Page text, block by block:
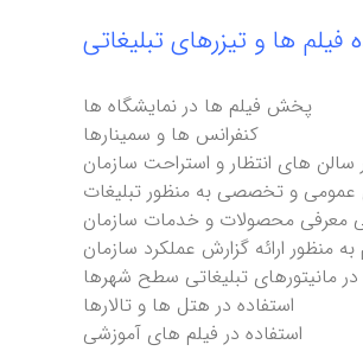
پخش فیلم ها در نمایشگاه ها
کنفرانس ها و سمینارها
های انتظار و استراحت سازمان
و تخصصی به منظور تبلیغات
معرفی محصولات و خدمات سازمان
به منظور ارائه گزارش عملکرد سازمان
مانیتورهای تبلیغاتی سطح شهرها
استفاده در هتل ها و تالارها
استفاده در فیلم های آموزشی